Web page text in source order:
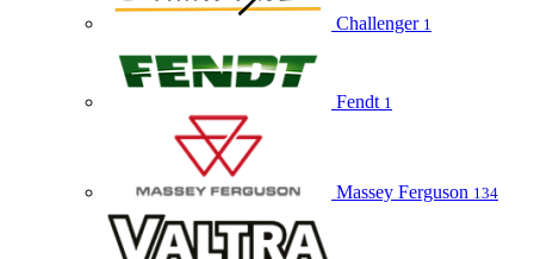
Challenger 1
Fendt 1
Massey Ferguson 134